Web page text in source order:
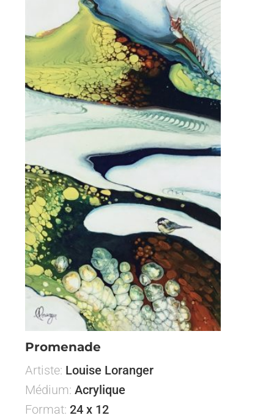
Promenade
Artiste: Louise Loranger
Médium: Acrylique
Format: 24 x 12